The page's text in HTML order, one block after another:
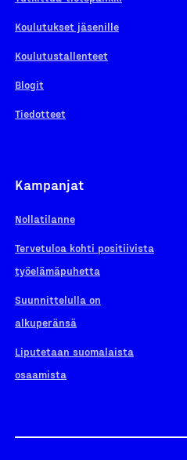
Koulutukset jäsenille
Koulutustallenteet
Blogit
Tiedotteet
Kampanjat
Nollatilanne
Tervetuloa kohti positiivista
työelämäpuhetta
Suunnittelulla on
alkuperänsä
Liputetaan suomalaista
osaamista